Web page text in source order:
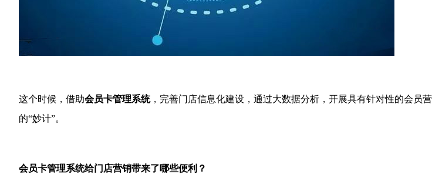
这个时候，借助会员卡管理系统，完善门店信息化建设，通过大数据分析，开展具有针对性的会员
的“妙计”。
会员卡管理系统给门店营销带来了哪些便利？